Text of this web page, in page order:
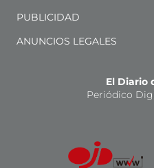
PUBLICIDAD
ANUNCIOS LEGALES
El Diario
Periódico